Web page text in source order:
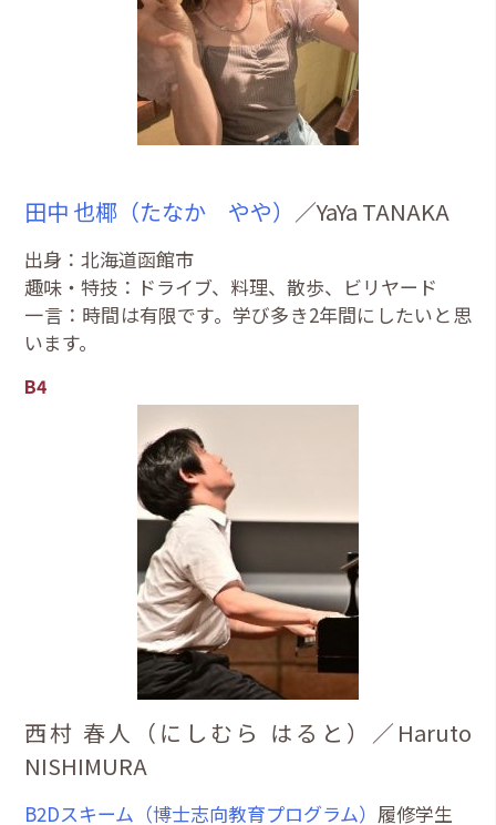
田中 也椰（たなか やや） ／YaYa TANAKA
出身：北海道函館市
趣味・特技：ドライブ、料理、散歩、ビリヤード
一言：時間は有限です。学び多き2年間にしたいと思
います。
B4
西村 春人（にしむら はると）／Haruto
NISHIMURA
B2Dスキーム（博士志向教育プログラム） 履修学生